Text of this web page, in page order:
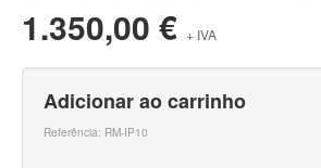
1.350,00 € + IVA
Adicionar ao carrinho
Referência: RM-IP10